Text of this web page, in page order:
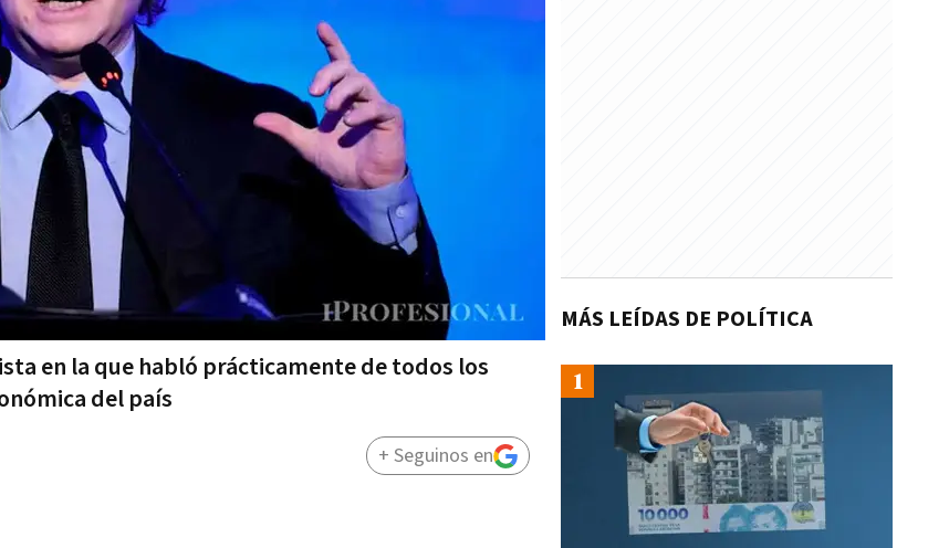
en la que habló prácticamente de todos los
del país
+ Seguinos en
MÁS LEÍDAS DE POLÍTICA